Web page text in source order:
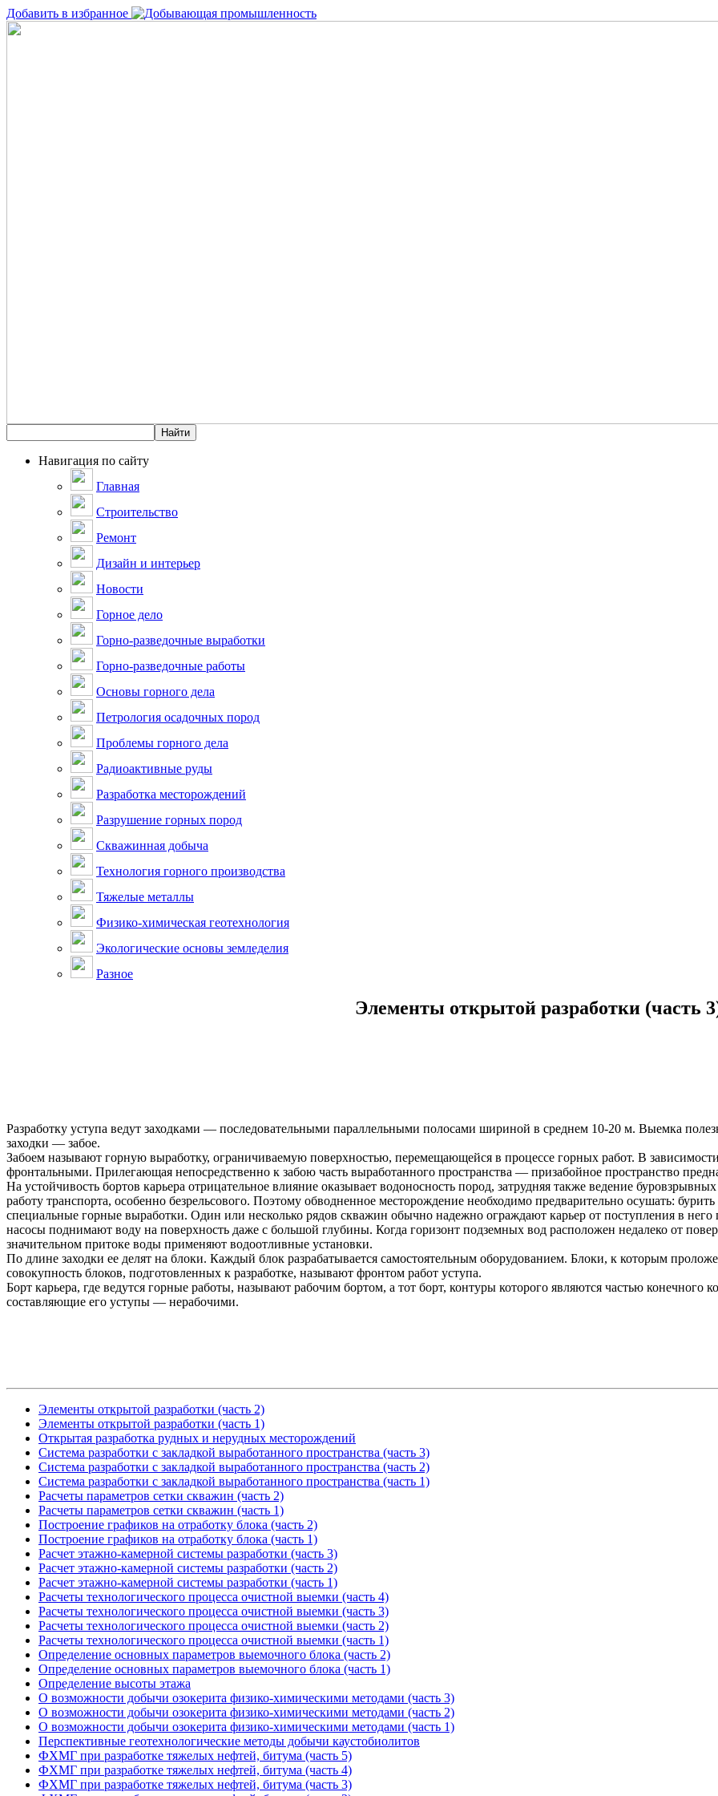
Добавить в избранное
Навигация по сайту
Главная
Строительство
Ремонт
Дизайн и интерьер
Новости
Горное дело
Горно-разведочные выработки
Горно-разведочные работы
Основы горного дела
Петрология осадочных пород
Проблемы горного дела
Радиоактивные руды
Разработка месторождений
Разрушение горных пород
Скважинная добыча
Технология горного производства
Тяжелые металлы
Физико-химическая геотехнология
Экологические основы земледелия
Разное
Элементы открытой разработки (часть
Разработку уступа ведут заходками — последовательными параллельными полосами шириной в среднем 10-20 м. Выемка
заходки — забое.
Забоем называют горную выработку, ограничиваемую поверхностью, перемещающейся в процессе горных работ. В
фронтальными. Прилегающая непосредственно к забою часть выработанного пространства — призабойное пространство
На устойчивость бортов карьера отрицательное влияние оказывает водоносность пород, затрудняя также ведение
работу транспорта, особенно безрельсового. Поэтому обводненное месторождение необходимо предварительно осушать:
специальные горные выработки. Один или несколько рядов скважин обычно надежно ограждают карьер от поступления в
насосы поднимают воду на поверхность даже с большой глубины. Когда горизонт подземных вод расположен недалеко от
значительном притоке воды применяют водоотливные установки.
По длине заходки ее делят на блоки. Каждый блок разрабатывается самостоятельным оборудованием. Блоки, к которым
совокупность блоков, подготовленных к разработке, называют фронтом работ уступа.
Борт карьера, где ведутся горные работы, называют рабочим бортом, а тот борт, контуры которого являются частью конечного
составляющие его уступы — нерабочими.
Элементы открытой разработки (часть 2)
Элементы открытой разработки (часть 1)
Открытая разработка рудных и нерудных месторождений
Система разработки с закладкой выработанного пространства (часть 3)
Система разработки с закладкой выработанного пространства (часть 2)
Система разработки с закладкой выработанного пространства (часть 1)
Расчеты параметров сетки скважин (часть 2)
Расчеты параметров сетки скважин (часть 1)
Построение графиков на отработку блока (часть 2)
Построение графиков на отработку блока (часть 1)
Расчет этажно-камерной системы разработки (часть 3)
Расчет этажно-камерной системы разработки (часть 2)
Расчет этажно-камерной системы разработки (часть 1)
Расчеты технологического процесса очистной выемки (часть 4)
Расчеты технологического процесса очистной выемки (часть 3)
Расчеты технологического процесса очистной выемки (часть 2)
Расчеты технологического процесса очистной выемки (часть 1)
Определение основных параметров выемочного блока (часть 2)
Определение основных параметров выемочного блока (часть 1)
Определение высоты этажа
О возможности добычи озокерита физико-химическими методами (часть 3)
О возможности добычи озокерита физико-химическими методами (часть 2)
О возможности добычи озокерита физико-химическими методами (часть 1)
Перспективные геотехнологические методы добычи каустобиолитов
ФХМГ при разработке тяжелых нефтей, битума (часть 5)
ФХМГ при разработке тяжелых нефтей, битума (часть 4)
ФХМГ при разработке тяжелых нефтей, битума (часть 3)